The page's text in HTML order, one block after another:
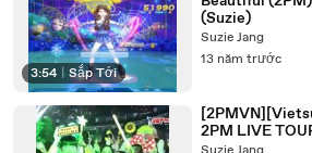
3:54 Sắp Tới
(Suzie)
Suzie Jang
13 năm trước
2PM LIVE
Time Is It